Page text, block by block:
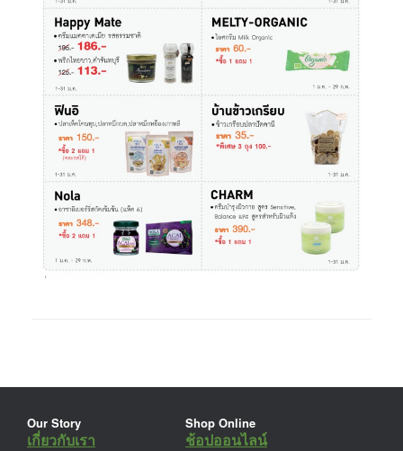
Our Story
เกี่ยวกับเรา
Shop Online
ช้อปออนไลน์